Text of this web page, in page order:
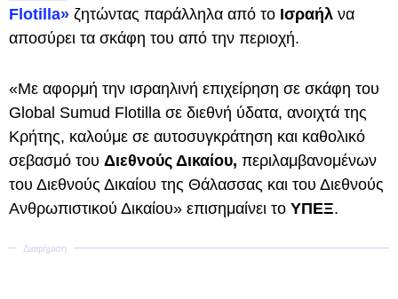
Flotilla» ζητώντας παράλληλα από το Ισραήλ να
αποσύρει τα σκάφη του από την περιοχή.
«Με αφορμή την ισραηλινή επιχείρηση σε σκάφη του
Global Sumud Flotilla σε διεθνή ύδατα, ανοιχτά της
Κρήτης, καλούμε σε αυτοσυγκράτηση και καθολικό
σεβασμό του Διεθνούς Δικαίου, περιλαμβανομένων
του Διεθνούς Δικαίου της Θάλασσας και του Διεθνούς
Ανθρωπιστικού Δικαίου» επισημαίνει το ΥΠΕΞ.